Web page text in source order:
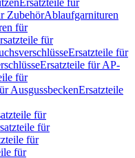
Ersatzteile für
ZubehörAblaufgarnituren
für
für
Ersatzteile für
Ersatzteile für AP-
für
AusgussbeckenErsatzteile
für
für
für
für